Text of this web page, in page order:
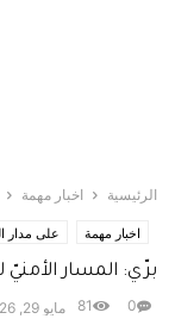
الرئيسية اخبار مهمة
اخبار مهمة على مدار
برّي: المسار الأمنيّ
مايو 29, 2026 0
81